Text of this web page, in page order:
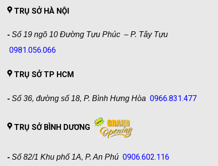
TRỤ SỞ HÀ NỘI
- Số 19 ngõ 10 Đường Tựu Phúc – P. Tây Tựu
0981.056.066
TRỤ SỞ TP HCM
- Số 36, đường số 18, P. Bình Hưng Hòa 0966.831.477
TRỤ SỞ BÌNH DƯƠNG
- Số 82/1 Khu phố 1A, P. An Phú 0906.602.116